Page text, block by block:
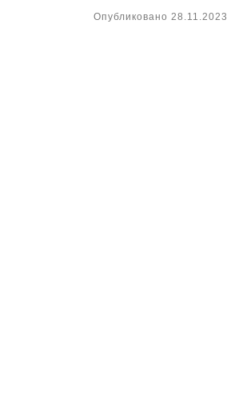
Опубликовано 28.11.2023